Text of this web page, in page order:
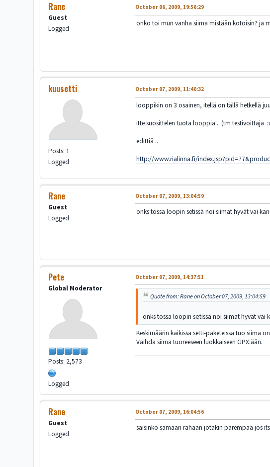
Rane
Guest
Logged
October 06, 2009, 19:56:29
onko toi mun vanha siima mistään kotoisin? ja
kuusetti
Posts: 1
Logged
October 07, 2009, 11:40:32
looppikin on 3 osainen, itellä on tällä hetkellä
itte suosittelen tuota looppia .. (tm testivoittaja
edittiä ..
http://www.rialinna.fi/
Rane
Guest
Logged
October 07, 2009, 13:04:59
onks tossa loopin setissä noi siimat hyvät vai
Pete
Global Moderator
Posts: 2,573
Logged
October 07, 2009, 14:37:51
Quote from: Rane on October 07, 2009, 13:04:59
onks tossa loopin setissä noi siimat hyvät vai
Keskimäärin kaikissa setti-paketeissa tuo siima
Vaihda siima tuoreeseen luokkaiseen GPX:ään.
Rane
Guest
Logged
October 07, 2009, 16:04:56
saisinko samaan rahaan jotakin parempaa jos